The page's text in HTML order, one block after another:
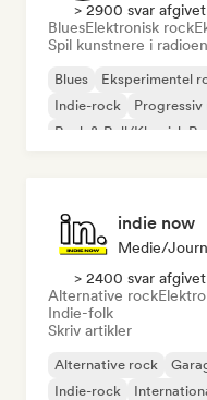
> 2900 svar afgivet
BluesElektronisk rock
Spil kunstnere i radioen
Blues Eksperimentel
Indie-rock
Progressiv
Rock & Roll/Klassisk
indie now
Medie/
> 2400 svar afgivet
Alternative rock
Indie-folk
Skriv artikler
Alternative rock
Indie-rock